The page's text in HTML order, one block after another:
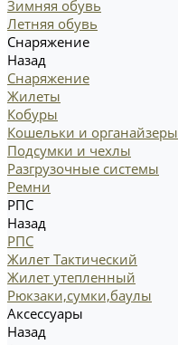
Зимняя обувь
Летняя обувь
Снаряжение
Назад
Снаряжение
Жилеты
Кобуры
Кошельки и органайзеры
Подсумки и чехлы
Разгрузочные системы
Ремни
РПС
Назад
РПС
Жилет Тактический
Жилет утепленный
Рюкзаки,сумки,баулы
Аксессуары
Назад